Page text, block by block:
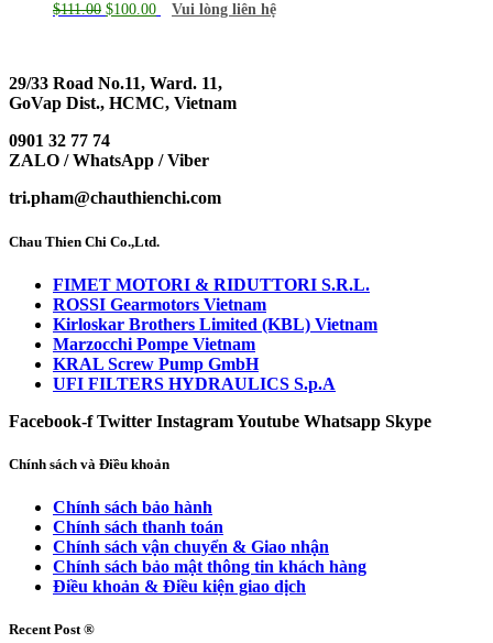
$111.00 $100.00 Vui lòng liên hệ
29/33 Road No.11, Ward. 11,
GoVap Dist., HCMC, Vietnam
0901 32 77 74
ZALO / WhatsApp / Viber
tri.pham@chauthienchi.com
Chau Thien Chi Co.,Ltd.
FIMET MOTORI & RIDUTTORI S.R.L.
ROSSI Gearmotors Vietnam
Kirloskar Brothers Limited (KBL) Vietnam
Marzocchi Pompe Vietnam
KRAL Screw Pump GmbH
UFI FILTERS HYDRAULICS S.p.A
Facebook-f Twitter InstagramYoutube Whatsapp Skype
Chính sách và Điều khoản
Chính sách bảo hành
Chính sách thanh toán
Chính sách vận chuyển & Giao nhận
Chính sách bảo mật thông tin khách hàng
Điều khoản & Điều kiện giao dịch
Recent Post ®